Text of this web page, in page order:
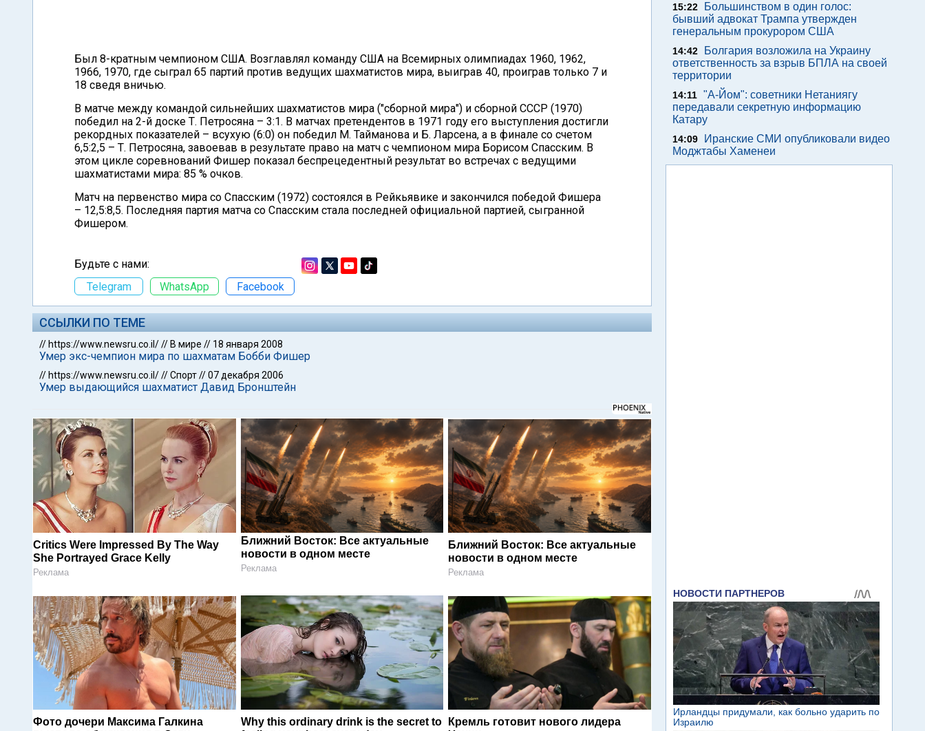
Был 8-кратным чемпионом США. Возглавлял команду США на Всемирных олимпиадах 1960, 1962,
1966, 1970, где сыграл 65 партий против ведущих шахматистов мира, выиграв 40, проиграв только 7 и
18 сведя вничью.
В матче между командой сильнейших шахматистов мира ("сборной мира") и сборной СССР (1970)
победил на 2-й доске Т. Петросяна – 3:1. В матчах претендентов в 1971 году его выступления достигли
рекордных показателей – всухую (6:0) он победил М. Тайманова и Б. Ларсена, а в финале со счетом
6,5:2,5 – Т. Петросяна, завоевав в результате право на матч с чемпионом мира Борисом Спасским. В
этом цикле соревнований Фишер показал беспрецедентный результат во встречах с ведущими
шахматистами мира: 85 % очков.
Матч на первенство мира со Спасским (1972) состоялся в Рейкьявике и закончился победой Фишера
– 12,5:8,5. Последняя партия матча со Спасским стала последней официальной партией, сыгранной
Фишером.
Будьте с нами:
Telegram
WhatsApp Facebook
ССЫЛКИ ПО ТЕМЕ
// https://www.newsru.co.il/// В мире // 18 января 2008
Умер экс-чемпион мира по шахматам Бобби Фишер
// https://www.newsru.co.il///Спорт//07 декабря 2006
Умер выдающийся шахматист Давид Бронштейн
Critics Were Impressed By The Way
She Portrayed Grace Kelly
Реклама
Ближний Восток: Все актуальные
новости в одном месте
Реклама
Ближний Восток: Все актуальные
новости в одном месте
Реклама
Фото дочери Максима Галкина
Why this ordinary drink is the secret to
Кремль готовит нового лидера
15:22
Большинством в один голос:
бывший адвокат Трампа утвержден
генеральным прокурором США
14:42
Болгария возложила на Украину
ответственность за взрыв БПЛА на своей
территории
14:11 "А-Йом": советники Нетаниягу
передавали секретную информацию
Катару
14:09
Иранские СМИ опубликовали видео
Моджтабы Хаменеи